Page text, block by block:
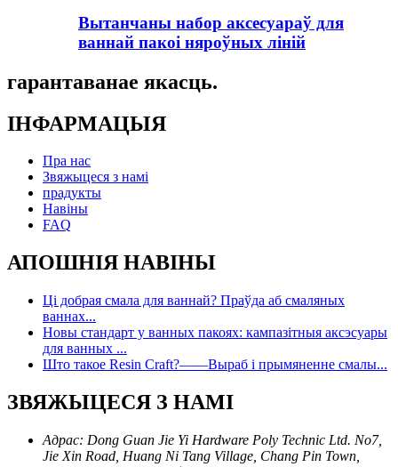
Вытанчаны набор аксесуараў для
ваннай пакоі няроўных ліній
гарантаванае якасць.
ІНФАРМАЦЫЯ
Пра нас
Звяжыцеся з намі
прадукты
Навіны
FAQ
АПОШНІЯ НАВІНЫ
Ці добрая смала для ваннай? Праўда аб смаляных
ваннах...
Новы стандарт у ванных пакоях: кампазітныя аксэсуары
для ванных ...
Што такое Resin Craft?——Выраб і прымяненне смалы...
ЗВЯЖЫЦЕСЯ З НАМІ
Адрас: Dong Guan Jie Yi Hardware Poly Technic Ltd. No7,
Jie Xin Road, Huang Ni Tang Village, Chang Pin Town,